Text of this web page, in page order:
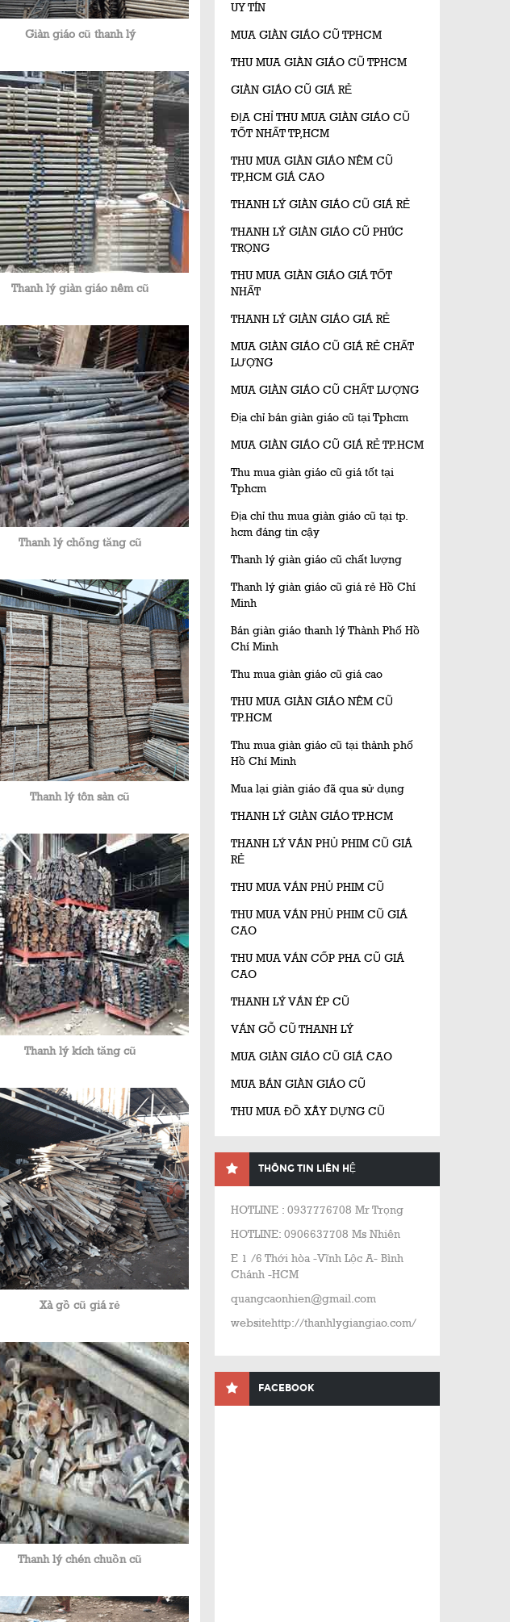
Giàn giáo cũ thanh lý
Thanh lý giàn giáo nêm cũ
Thanh lý chống tăng cũ
Thanh lý tôn sàn cũ
Thanh lý kích tăng cũ
Xà gồ cũ giá rẻ
Thanh lý chén chuồn cũ
UY TÍN
MUA GIÀN GIÁO CŨ TPHCM
THU MUA GIÀN GIÁO CŨ TPHCM
GIÀN GIÁO CŨ GIÁ RẺ
ĐỊA CHỈ THU MUA GIÀN GIÁO CŨ
TỐT NHẤT TP,HCM
THU MUA GIÀN GIÁO NÊM CŨ
TP,HCM GIÁ CAO
THANH LÝ GIÀN GIÁO CŨ GIÁ RẺ
THANH LÝ GIÀN GIÁO CŨ PHÚC
TRỌNG
THU MUA GIÀN GIÁO GIÁ TỐT
NHẤT
THANH LÝ GIÀN GIÁO GIÁ RẺ
MUA GIÀN GIÁO CŨ GIÁ RẺ CHẤT
LƯỢNG
MUA GIÀN GIÁO CŨ CHẤT LƯỢNG
Địa chỉ bán giàn giáo cũ tại Tphcm
MUA GIÀN GIÁO CŨ GIÁ RẺ TP.HCM
Thu mua giàn giáo cũ giá tốt tại
Tphcm
Địa chỉ thu mua giàn giáo cũ tại tp.
hcm đáng tin cậy
Thanh lý giàn giáo cũ chất lượng
Thanh lý giàn giáo cũ giá rẻ Hồ Chí
Minh
Bán giàn giáo thanh lý Thành Phố Hồ
Chí Minh
Thu mua giàn giáo cũ giá cao
THU MUA GIÀN GIÁO NÊM CŨ
TP.HCM
Thu mua giàn giáo cũ tại thành phố
Hồ Chí Minh
Mua lại giàn giáo đã qua sử dụng
THANH LÝ GIÀN GIÁO TP.HCM
THANH LÝ VÁN PHỦ PHIM CŨ GIÁ
RẺ
THU MUA VÁN PHỦ PHIM CŨ
THU MUA VÁN PHỦ PHIM CŨ GIÁ
CAO
THU MUA VÁN CỐP PHA CŨ GIÁ
CAO
THANH LÝ VÁN ÉP CŨ
VÁN GỖ CŨ THANH LÝ
MUA GIÀN GIÁO CŨ GIÁ CAO
MUA BÁN GIÀN GIÁO CŨ
THU MUA ĐỒ XÂY DỰNG CŨ
THÔNG TIN LIÊN HỆ
HOTLINE : 0937776708 Mr Trọng
HOTLINE: 0906637708 Ms Nhiên
E 1 /6 Thới hòa -Vĩnh Lộc A- Bình
Chánh -HCM
quangcaonhien@gmail.com
websitehttp://thanhlygiangiao.com/
FACEBOOK